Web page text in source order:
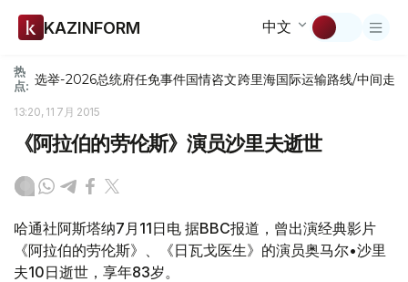
KAZINFORM 中文
热
点: 选举-2026总统府任免事件国情咨文跨里海国际运输路线/中间走廊
13:20, 11 7月 2015
《阿拉伯的劳伦斯》演员沙里夫逝世
哈通社阿斯塔纳7月11日电 据BBC报道，曾出演经典影片
《阿拉伯的劳伦斯》、《日瓦戈医生》的演员奥马尔•沙里
夫10日逝世，享年83岁。